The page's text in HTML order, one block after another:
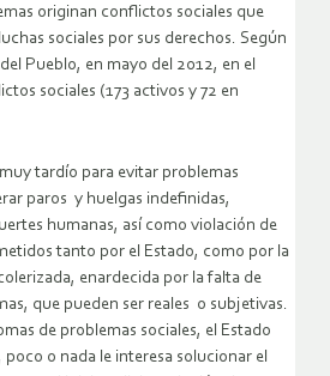
originan conflictos sociales que
sociales por sus derechos. Según
Pueblo, en mayo del 2012, en el
sociales (173 activos y 72 en
tardío para evitar problemas
paros y huelgas indefinidas,
humanas, así como violación de
tanto por el Estado, como por la
enardecida por la falta de
que pueden ser reales o subjetivas.
de problemas sociales, el Estado
poco o nada le interesa solucionar el